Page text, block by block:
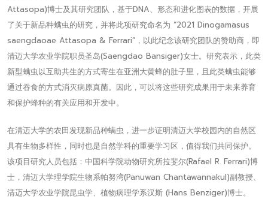
Attasopa)博士及其研究团队，基于DNA、形态和进化图表的数据，开展
了关于新品种螨虫的研究，并将此项研究命名为 “2021 Dinogamasus
saengdaoae Attasopa & Ferrari”，以此纪念该研究团队的赞助商，即
清迈大学农业学院职员圣岛(Saengdao Bansiger)女士。研究表示，此类
新型螨虫以互助共生的方式寄生在亚洲大黄蜂的肚子里，且此类螨虫能够
通过吞食的方式消灭病原真菌。因此，可以将这些研究成果用于未来养育
和保护蜂种的有关应用和开发中。
在清迈大学的农田发现新品种螨虫，进一步证明清迈大学校园内的自然区
具有生物多样性，同时也是自然学科的重要学习区，值得我们共同保护。
该项目研究人员包括：中国科学院动物研究所拉斐尔(Rafael R. Ferrari)博
士，清迈大学理学院生物系帕努湾(Panuwan Chantawannakul)副教授、
清迈大学农业学院昆虫学、植物病理学系汉斯 (Hans Benziger)博士。